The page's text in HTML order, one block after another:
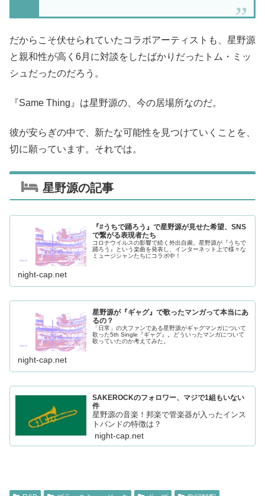
だからこそ伏せられていたコラボアーティストも、星野源
と親和性が高く6月に対談をしたばかりだったトム・ミッ
シュだったのだろう。
『Same Thing』は星野源の、今の居場所なのだ。
彼が安らぎの中で、新たな可能性を見つけていくことを、
切に願っています。それでは。
星野源の記事
『#うちで踊ろう』で星野源が見せた希望、SNS
で繋がる表現者たち
コロナウイルスの影響で続く外出自粛。星野源が『うちで
踊ろう』という楽曲を発表し、インターネット上で様々な
ミュージシャンたちにコラボ中！
night-cap.net
星野源が『ギャグ』で歌ったマンガって本当にあ
るの？
「日常」の大ファンである星野源がギャグマンガについて
歌った5th Single『ギャグ』。どういったマンガについて
歌っていたのか考えてみた。
night-cap.net
SAKEROCKのフォロワー、マジで1組もいない
件
星野源の音楽！邦楽で管楽器が入ったインス
トバンドの特徴は？
night-cap.net